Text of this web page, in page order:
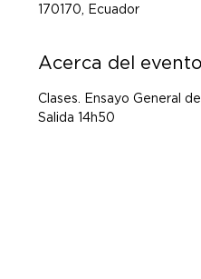
170170, Ecuador
Acerca del evento
Clases. Ensayo General
Salida 14h50